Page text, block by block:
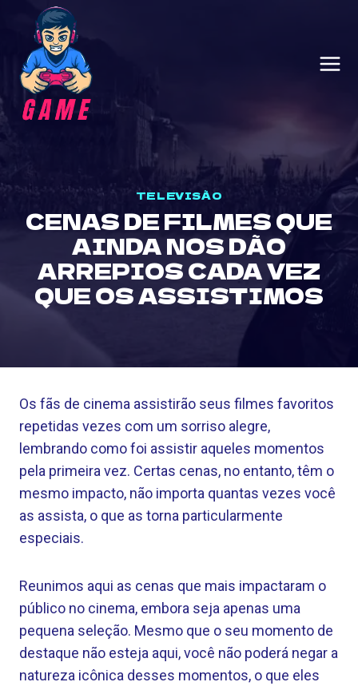
content
TELEVISÃO
CENAS DE FILMES QUE
AINDA NOS DÃO
ARREPIOS CADA VEZ
QUE OS ASSISTIMOS
Os fãs de cinema assistirão seus filmes favoritos
repetidas vezes com um sorriso alegre,
lembrando como foi assistir aqueles momentos
pela primeira vez. Certas cenas, no entanto, têm o
mesmo impacto, não importa quantas vezes você
as assista, o que as torna particularmente
especiais.
Reunimos aqui as cenas que mais impactaram o
público no cinema, embora seja apenas uma
pequena seleção. Mesmo que o seu momento de
destaque não esteja aqui, você não poderá negar a
natureza icônica desses momentos, o que eles